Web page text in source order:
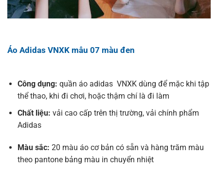
Áo Adidas VNXK mẫu 07 màu đen
Công dụng: quần áo adidas VNXK dùng để mặc khi tập
thể thao, khi đi chơi, hoặc thậm chí là đi làm
Chất liệu: vải cao cấp trên thị trường, vải chính phẩm
Adidas
Màu sắc: 20 màu áo cơ bản có sẵn và hàng trăm màu
theo pantone bảng màu in chuyển nhiệt